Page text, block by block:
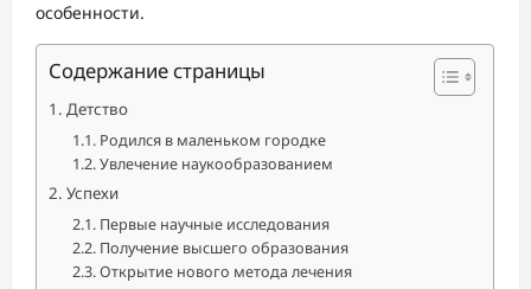
особенности.
Содержание страницы
Детство
Родился в маленьком городке
Увлечение наукообразованием
Успехи
Первые научные исследования
Получение высшего образования
Открытие нового метода лечения